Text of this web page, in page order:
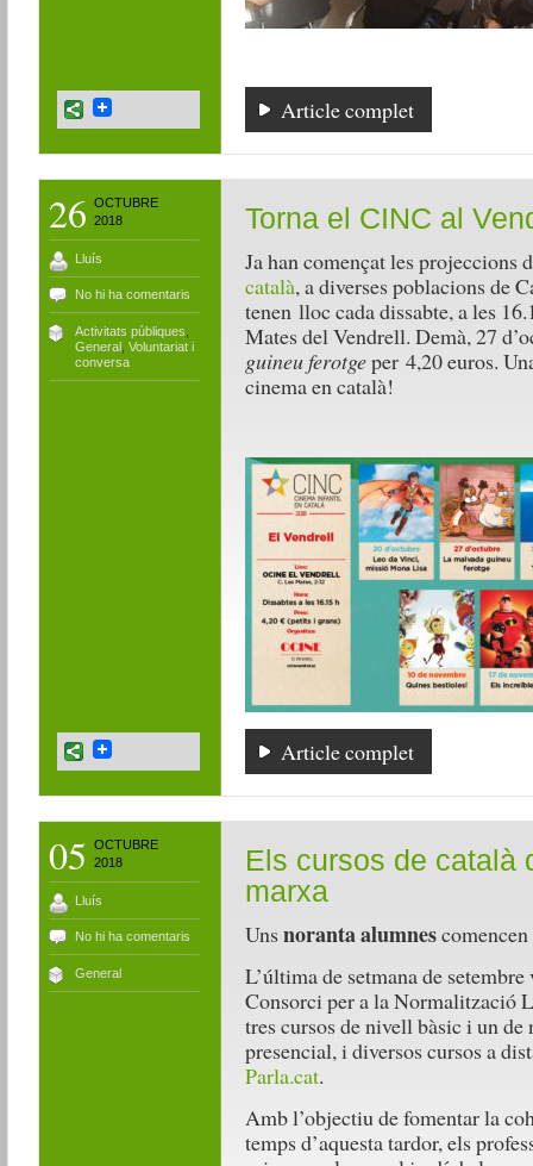
Article complet
26 OCTUBRE
2018
Lluís
No hi ha comentaris
Activitats públiques
General, Voluntariat i
conversa
Torna el CINC al
Ja han començat les projeccions
català, a diverses poblacions de
tenen lloc cada dissabte, a les
Mates del Vendrell. Demà, 27
guineu ferotgeper 4,20 euros.
cinema en català!
Article complet
05
OCTUBRE
2018
Lluís
No hi ha comentaris
General
Els cursos de català
marxa
Unsnoranta alumnescomencen
L’última de setmana de
Consorci per a la Normalització
tres cursos de nivell bàsic i un
presencial, i diversos cursos a
Parla.cat.
Amb l’objectiu de fomentar la
temps d’aquesta tardor, els